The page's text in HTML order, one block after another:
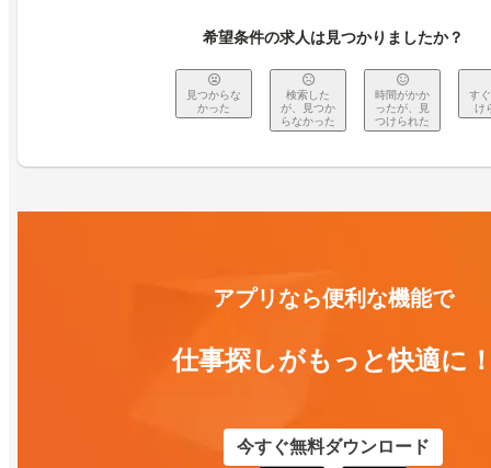
希望条件の求人は見つかりましたか？
見つからな
かった
検索した
が、見つか
らなかった
時間がかか
ったが、見
つけられた
す
け
アプリなら便利な機能で
仕事探しがもっと快適に
今すぐ無料ダウンロード